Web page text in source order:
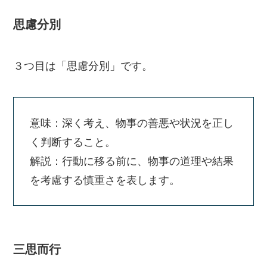
思慮分別
３つ目は「思慮分別」です。
意味：深く考え、物事の善悪や状況を正し
く判断すること。
解説：行動に移る前に、物事の道理や結果
を考慮する慎重さを表します。
三思而行